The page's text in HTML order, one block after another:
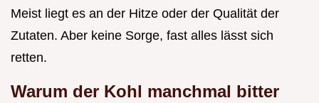
Meist liegt es an der Hitze oder der Qualität der
Zutaten. Aber keine Sorge, fast alles lässt sich
retten.
Warum der Kohl manchmal bitter